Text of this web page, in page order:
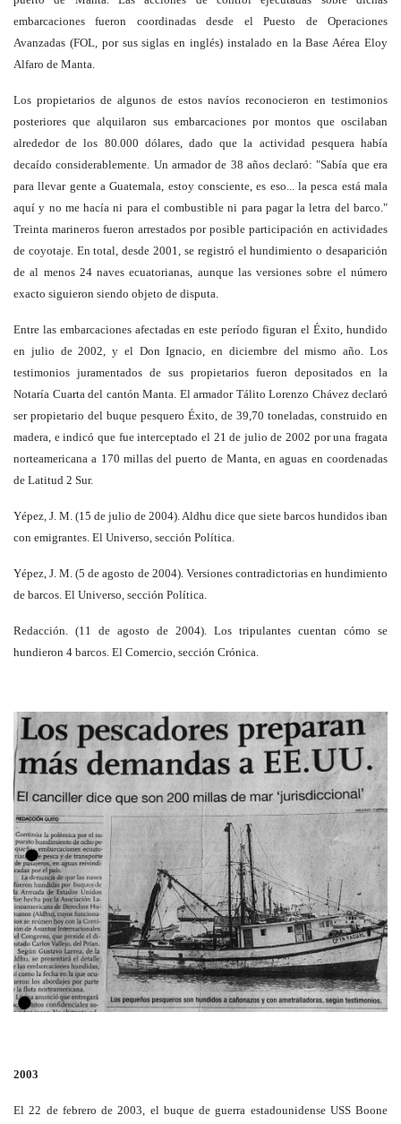
embarcaciones fueron coordinadas desde el Puesto de Operaciones
Avanzadas (FOL, por sus siglas en inglés) instalado en la Base Aérea Eloy
Alfaro de Manta.
Los propietarios de algunos de estos navíos reconocieron en testimonios
posteriores que alquilaron sus embarcaciones por montos que oscilaban
alrededor de los 80.000 dólares, dado que la actividad pesquera había
decaído considerablemente. Un armador de 38 años declaró: "Sabía que era
para llevar gente a Guatemala, estoy consciente, es eso... la pesca está mala
aquí y no me hacía ni para el combustible ni para pagar la letra del barco."
Treinta marineros fueron arrestados por posible participación en actividades
de coyotaje. En total, desde 2001, se registró el hundimiento o desaparición
de al menos 24 naves ecuatorianas, aunque las versiones sobre el número
exacto siguieron siendo objeto de disputa.
Entre las embarcaciones afectadas en este período figuran el Éxito, hundido
en julio de 2002, y el Don Ignacio, en diciembre del mismo año. Los
testimonios juramentados de sus propietarios fueron depositados en la
Notaría Cuarta del cantón Manta. El armador Tálito Lorenzo Chávez declaró
ser propietario del buque pesquero Éxito, de 39,70 toneladas, construido en
madera, e indicó que fue interceptado el 21 de julio de 2002 por una fragata
norteamericana a 170 millas del puerto de Manta, en aguas en coordenadas
de Latitud 2 Sur.
Yépez, J. M. (15 de julio de 2004). Aldhu dice que siete barcos hundidos iban
con emigrantes. El Universo, sección Política.
Yépez, J. M. (5 de agosto de 2004). Versiones contradictorias en hundimiento
de barcos. El Universo, sección Política.
Redacción. (11 de agosto de 2004). Los tripulantes cuentan cómo se
hundieron 4 barcos. El Comercio, sección Crónica.
2003
El 22 de febrero de 2003, el buque de guerra estadounidense USS Boone